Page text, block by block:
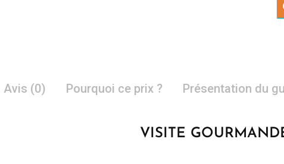
Avis (0) Pourquoi ce prix ? Présentation du
VISITE